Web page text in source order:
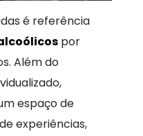
é referência
por
Além do
espaço de
experiências,